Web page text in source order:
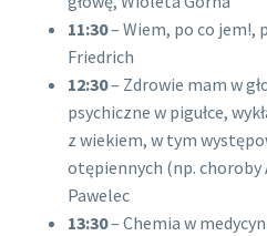
11:30– Wiem, po co jem!,
Friedrich
12:30– Zdrowie mam w
psychiczne w pigułce,
z wiekiem, w tym
otępiennych (np. choroby
Pawelec
13:30– Chemia w